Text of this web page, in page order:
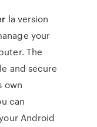
la version
your
The
and secure
own
can
Android